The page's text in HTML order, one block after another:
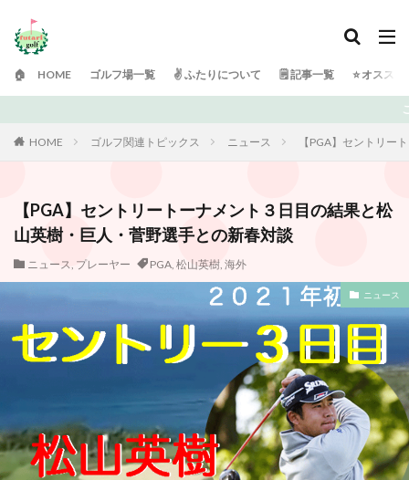
🏠 HOME ゴルフ場一覧 ✌️ ふたりについて 🗒 記事一覧 ⭐️ オスス
ご訪問ありがとうございます！
HOME ゴルフ関連トピックス ニュース 【PGA】セントリー
【PGA】セントリートーナメント３日目の結果と松
山英樹・巨人・菅野選手との新春対談
ニュース, プレーヤー PGA, 松山英樹, 海外
ニュース